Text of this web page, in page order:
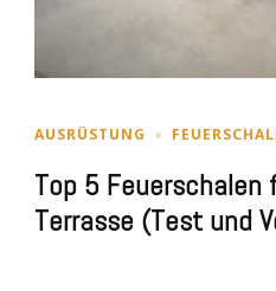
AUSRÜSTUNG
Top 5 Feuerschalen
Terrasse (Test und